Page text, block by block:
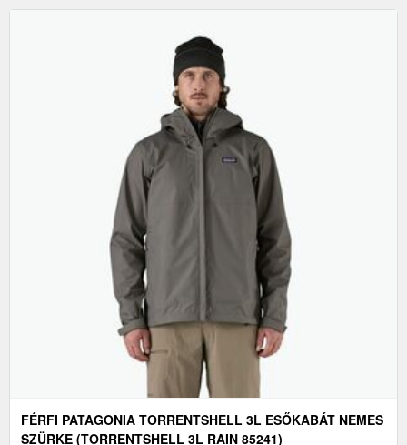
FÉRFI PATAGONIA TORRENTSHELL 3L ESŐKABÁT NEMES
SZÜRKE (TORRENTSHELL 3L RAIN 85241)